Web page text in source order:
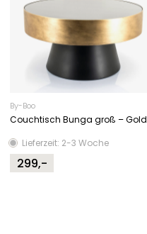
By-Boo
Couchtisch Bunga groß – Gold
Lieferzeit: 2-3 Woche
299,-